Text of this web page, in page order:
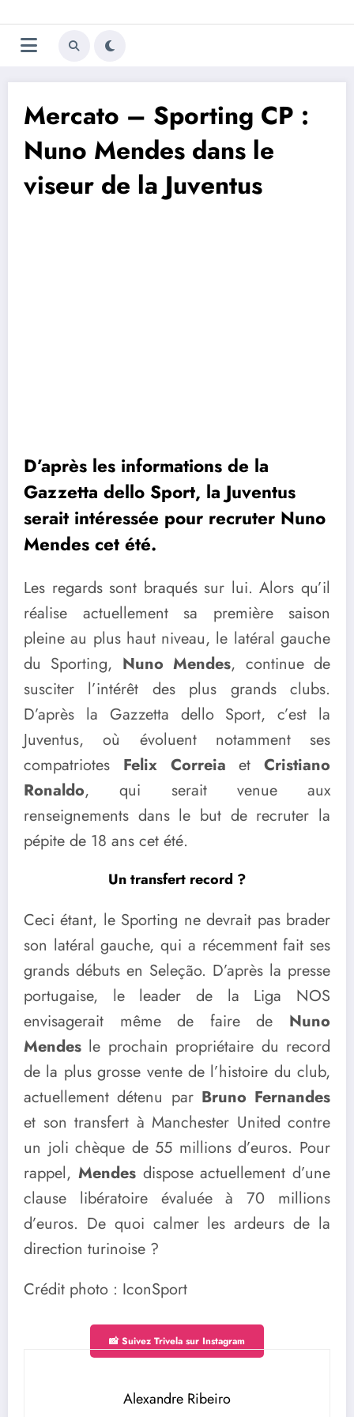
au
contenu
Trivela
L'actualité du football
Mercato – Sporting CP :
Nuno Mendes dans le
viseur de la Juventus
D’après les informations de la
Gazzetta dello Sport, la Juventus
serait intéressée pour recruter Nuno
Mendes cet été.
Les regards sont braqués sur lui. Alors qu’il
réalise actuellement sa première saison
pleine au plus haut niveau, le latéral gauche
du Sporting, Nuno Mendes, continue de
susciter l’intérêt des plus grands clubs.
D’après la Gazzetta dello Sport, c’est la
Juventus, où évoluent notamment ses
compatriotes Felix Correia et Cristiano
Ronaldo, qui serait venue aux
renseignements dans le but de recruter la
pépite de 18 ans cet été.
Un transfert record ?
Ceci étant, le Sporting ne devrait pas brader
son latéral gauche, qui a récemment fait ses
grands débuts en Seleção. D’après la presse
portugaise, le leader de la Liga NOS
envisagerait même de faire de Nuno
Mendes le prochain propriétaire du record
de la plus grosse vente de l’histoire du club,
actuellement détenu par Bruno Fernandes
et son transfert à Manchester United contre
un joli chèque de 55 millions d’euros. Pour
rappel, Mendesdispose actuellement d’une
clause libératoire évaluée à 70 millions
d’euros. De quoi calmer les ardeurs de la
direction turinoise ?
Crédit photo : IconSport
📸 Suivez Trivela sur Instagram
Alexandre Ribeiro